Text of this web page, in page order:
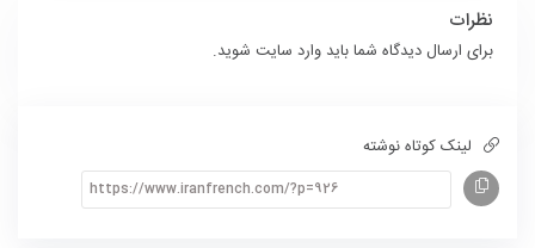
نظرات
برای ارسال دیدگاه شما باید وارد سایت شوید.
لینک کوتاه نوشته